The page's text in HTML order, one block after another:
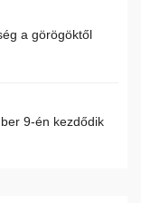
a görögöktől
9-én kezdődik